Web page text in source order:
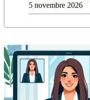
5 novembre 2026